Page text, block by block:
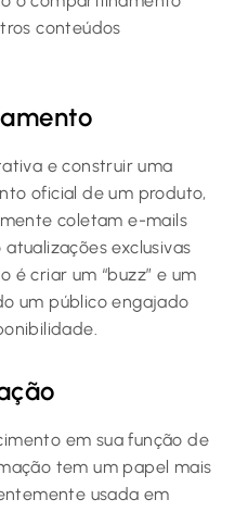
conteúdos
e construir uma
oficial de um produto,
coletam e-mails
exclusivas
é criar um “buzz” e um
um público engajado
em sua função de
tem um papel mais
usada em